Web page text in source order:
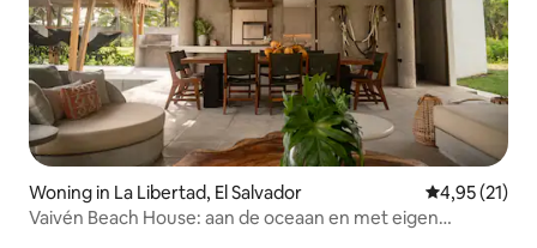
Woning in La Libertad, El Salvador Gemiddelde
4,95 (21)
Vaivén Beach House: aan de oceaan en met eigen